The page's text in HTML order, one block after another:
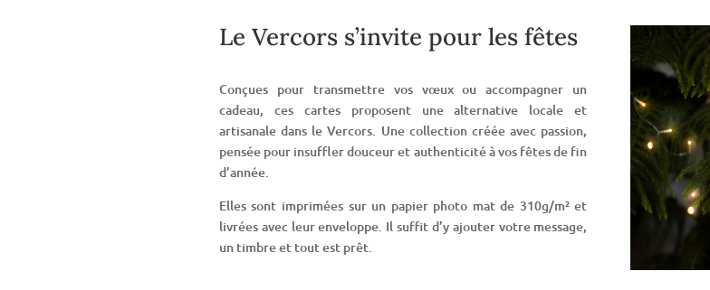
Le Vercors s’invite pour les fêtes
Conçues pour transmettre vos vœux ou accompagner un
cadeau, ces cartes proposent une alternative locale et
artisanale dans le Vercors. Une collection créée avec passion,
pensée pour insuffler douceur et authenticité à vos fêtes de fin
d’année.
Elles sont imprimées sur un papier photo mat de 310g/m² et
livrées avec leur enveloppe. Il suffit d’y ajouter votre message,
un timbre et tout est prêt.